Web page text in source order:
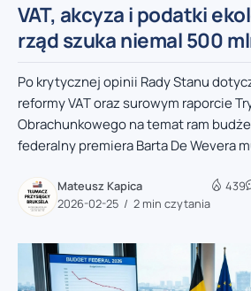
VAT, akcyza i podatki
rząd szuka niemal 500
Po krytycznej opinii Rady Stanu
reformy VAT oraz surowym raporcie
Obrachunkowego na temat ram
federalny premiera Barta De Wevera
Mateusz Kapica
2026-02-25
2 min czytania
439